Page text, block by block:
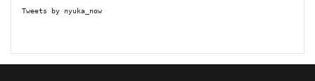
Tweets by nyuka_now